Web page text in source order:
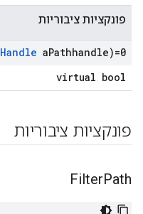
פונקציות ציבוריות
Handle aPathhandle)=0
virtual bool
פונקציות ציבוריות
FilterPath